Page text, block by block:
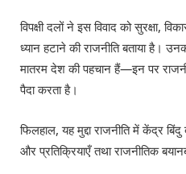
विपक्षी दलों ने इस विवाद को सुरक्षा,
ध्यान हटाने की राजनीति बताया है।
मातरम देश की पहचान हैं—इन पर
पैदा करता है।
फिलहाल, यह मुद्दा राजनीति में केंद्र
और प्रतिक्रियाएँ तथा राजनीतिक